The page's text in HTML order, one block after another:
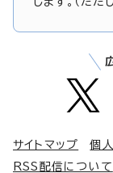
サイトマップ 個
RSS配信について